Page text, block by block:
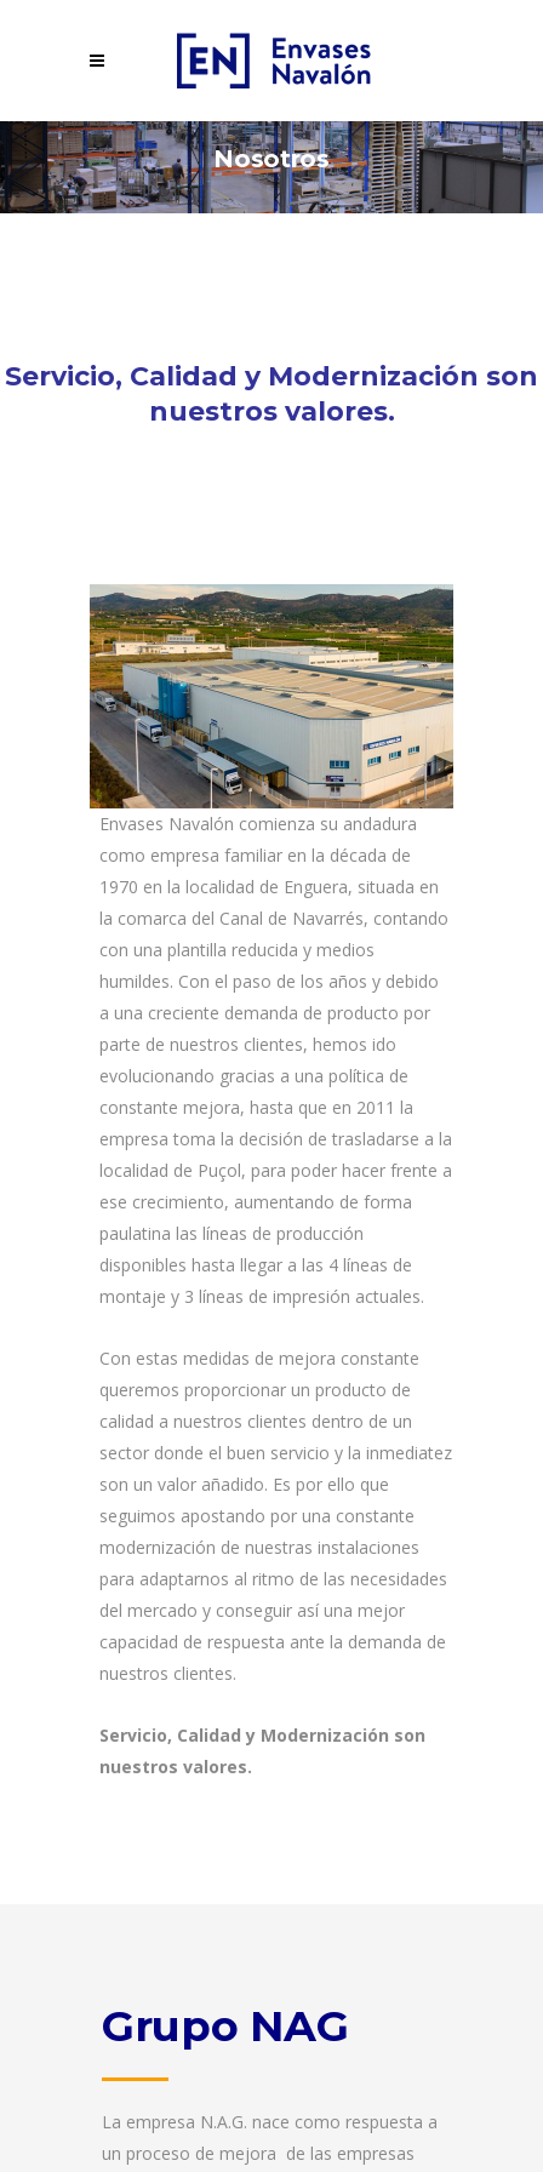
Nosotros
Servicio, Calidad y Modernización son
nuestros valores.
Envases Navalón comienza su andadura
como empresa familiar en la década de
1970 en la localidad de Enguera, situada en
la comarca del Canal de Navarrés, contando
con una plantilla reducida y medios
humildes. Con el paso de los años y debido
a una creciente demanda de producto por
parte de nuestros clientes, hemos ido
evolucionando gracias a una política de
constante mejora, hasta que en 2011 la
empresa toma la decisión de trasladarse a la
localidad de Puçol, para poder hacer frente a
ese crecimiento, aumentando de forma
paulatina las líneas de producción
disponibles hasta llegar a las 4 líneas de
montaje y 3 líneas de impresión actuales.
Con estas medidas de mejora constante
queremos proporcionar un producto de
calidad a nuestros clientes dentro de un
sector donde el buen servicio y la inmediatez
son un valor añadido. Es por ello que
seguimos apostando por una constante
modernización de nuestras instalaciones
para adaptarnos al ritmo de las necesidades
del mercado y conseguir así una mejor
capacidad de respuesta ante la demanda de
nuestros clientes.
Servicio, Calidad y Modernización son
nuestros valores.
Grupo NAG
La empresa N.A.G. nace como respuesta a
un proceso de mejora de las empresas